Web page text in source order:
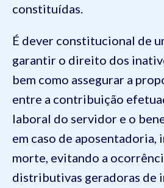
constituídas.
É dever constitucional de
garantir o direito dos
bem como assegurar a
entre a contribuição
laboral do servidor e o
em caso de aposentadoria,
morte, evitando a
distributivas geradoras de